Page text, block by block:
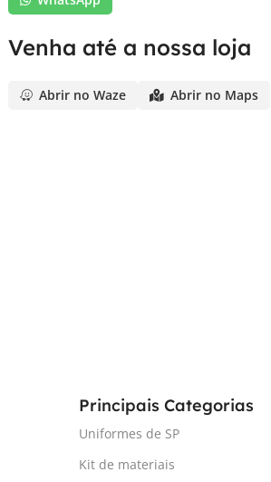
Venha até a nossa loja
Abrir no Waze Abrir no Maps
Principais Categorias
Uniformes de SP
Kit de materiais